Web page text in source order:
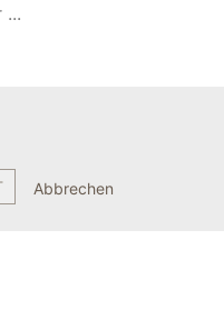
Abbrechen